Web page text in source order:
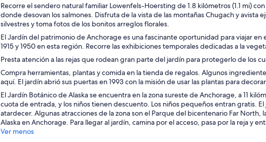
Recorre el sendero natural familiar Lowenfels-Hoersting de 1.8 kilómetros (1.1 mi)
donde desovan los salmones. Disfruta de la vista de las montañas Chugach y avista
silvestres y toma fotos de los bonitos arreglos florales.
El Jardín del patrimonio de Anchorage es una fascinante oportunidad para viajar
1915 y 1950 en esta región. Recorre las exhibiciones temporales dedicadas a la
Presta atención a las rejas que rodean gran parte del jardín para protegerlo de los
Compra herramientas, plantas y comida en la tienda de regalos. Algunos
aquí. El jardín abrió sus puertas en 1993 con la misión de usar las plantas para
El Jardín Botánico de Alaska se encuentra en la zona sureste de Anchorage, a 11
cuota de entrada, y los niños tienen descuento. Los niños pequeños entran gratis.
atardecer. Algunas atracciones de la zona son el Parque del bicentenario Far
Alaska en Anchorage. Para llegar al jardín, camina por el acceso, pasa por la reja y
Ver menos